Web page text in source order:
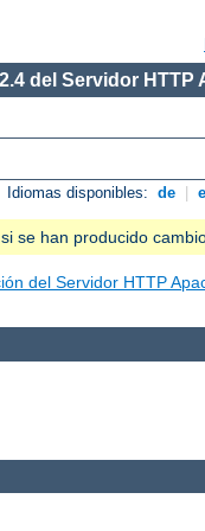
del Servidor HTTP
Idiomas disponibles: de
se han producido
del Servidor HTTP